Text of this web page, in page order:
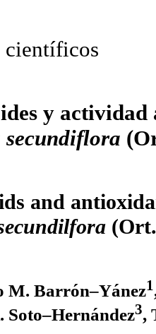
y actividad
and
M. Barrón–Yánez1
Soto–Hernández3,